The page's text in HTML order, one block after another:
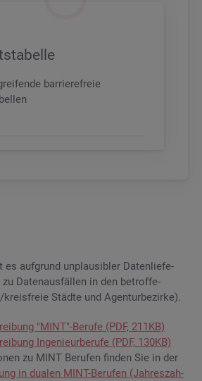
barrierefreie
es auf­grund un­plau­si­bler Da­ten­lie­fe­
zu Da­ten­aus­fäl­len in den be­trof­fe­
kreis­freie Städ­te und Agen­tur­be­zir­ke).
"MINT"-Be­ru­fe (PDF, 211KB)
In­ge­nieur­be­ru­fe (PDF, 130KB)
zu MINT Be­ru­fen fin­den Sie in der
in dua­len MINT-Be­ru­fen (Jah­res­zah­